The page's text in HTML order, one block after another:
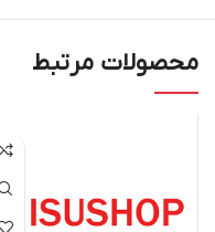
محصولات مرتبط